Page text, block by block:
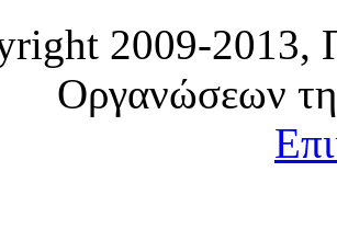
2009-2013,
Οργανώσεων